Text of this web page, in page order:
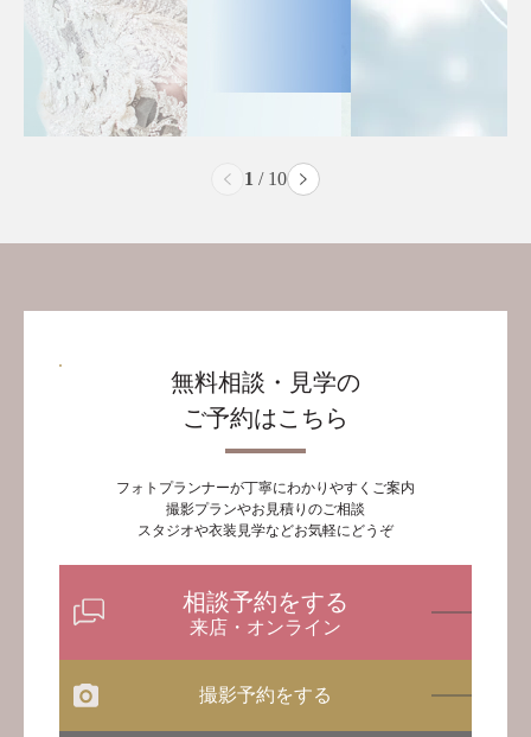
2 / 10
無料相談・見学の
ご予約はこちら
フォトプランナーが丁寧にわかりやすくご案内
撮影プランやお見積りのご相談
スタジオや衣装見学などお気軽にどうぞ
相談予約をする
来店・オンライン
撮影予約をする